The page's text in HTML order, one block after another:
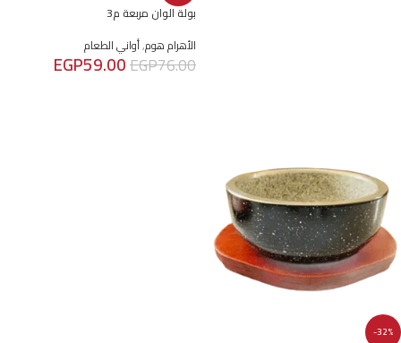
بولة الوان مربعة م3
الأهرام هوم,أواني الطعام
EGP76.00
EGP59.00
-32%